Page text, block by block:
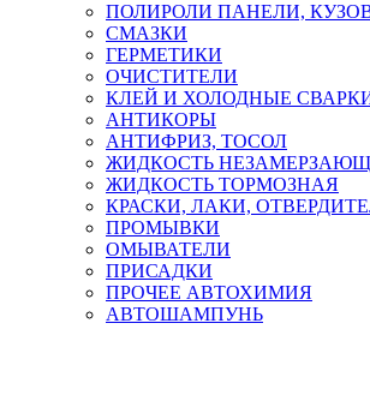
ПОЛИРОЛИ ПАНЕЛИ,
СМАЗКИ
ГЕРМЕТИКИ
ОЧИСТИТЕЛИ
КЛЕЙ И ХОЛОДНЫЕ
АНТИКОРЫ
АНТИФРИЗ, ТОСОЛ
ЖИДКОСТЬ
ЖИДКОСТЬ ТОРМОЗНАЯ
КРАСКИ, ЛАКИ,
ПРОМЫВКИ
ОМЫВАТЕЛИ
ПРИСАДКИ
ПРОЧЕЕ АВТОХИМИЯ
АВТОШАМПУНЬ